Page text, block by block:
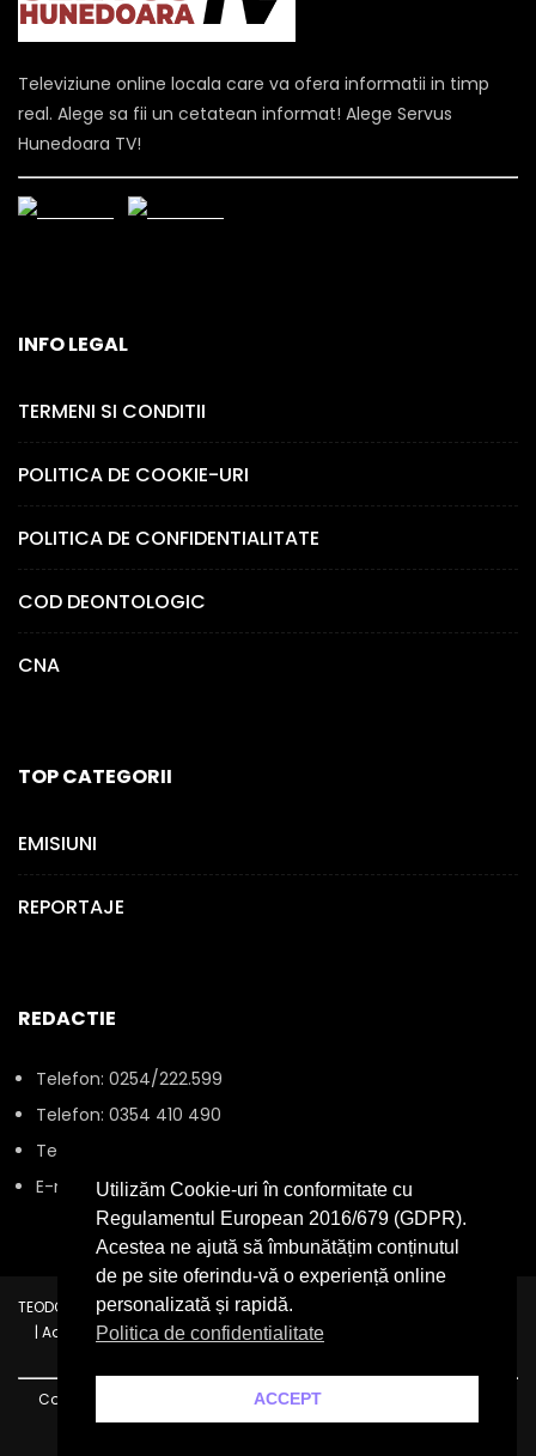
Televiziune online locala care va ofera informatii in timp
real. Alege sa fii un cetatean informat! Alege Servus
Hunedoara TV!
INFO LEGAL
TERMENI SI CONDITII
POLITICA DE COOKIE-URI
POLITICA DE CONFIDENTIALITATE
COD DEONTOLOGIC
CNA
TOP CATEGORII
EMISIUNI
REPORTAJE
REDACTIE
Telefon: 0254/222.599
Telefon: 0354 410 490
Telefon: 0745 077 991
E-mail: office@servushunedoaratv.ro
TEODORA ADVERTISING SRL | Reg. com.: J20/413/2014 | CIF: RO33131320
| Adresa: Mareșal Alexandru Averescu 1, Bl 1, Parter P3, Hunedoara,
Copyright © 2025 - Servus Hunedoara TV. Toate drepturile sunt
rezervate.
Utilizăm Cookie-uri în conformitate cu
Regulamentul European 2016/679 (GDPR).
Acestea ne ajută să îmbunătățim conținutul
de pe site oferindu-vă o experiență online
personalizată și rapidă.
Politica de confidentialitate
ACCEPT